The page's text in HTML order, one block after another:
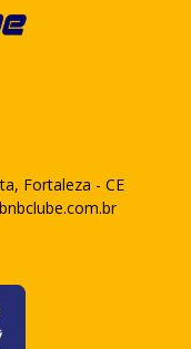
Fortaleza - CE